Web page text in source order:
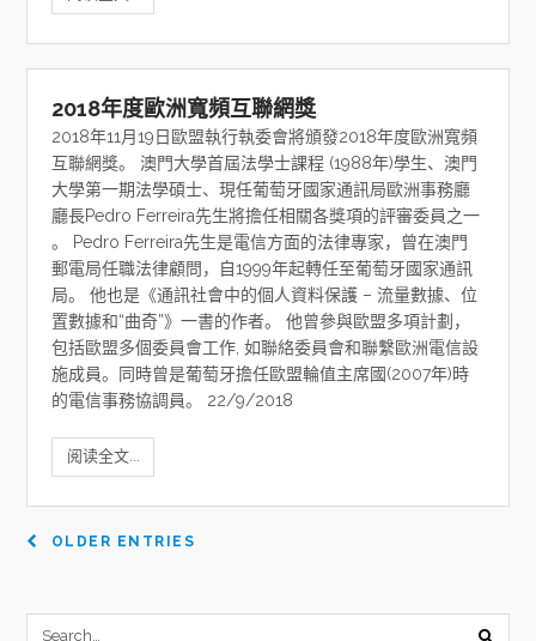
2018年度歐洲寬頻互聯網獎
2018年11月19日歐盟執行執委會將頒發2018年度歐洲寬頻
互聯網獎。 澳門大學首屆法學士課程 (1988年)學生、澳門
大學第一期法學碩士、現任葡萄牙國家通訊局歐洲事務廳
廳長Pedro Ferreira先生將擔任相關各獎項的評審委員之一
。 Pedro Ferreira先生是電信方面的法律專家，曾在澳門
郵電局任職法律顧問，自1999年起轉任至葡萄牙國家通訊
局。 他也是《通訊社會中的個人資料保護 – 流量數據、位
置數據和“曲奇”》一書的作者。 他曾參與歐盟多項計劃，
包括歐盟多個委員會工作, 如聯絡委員會和聯繫歐洲電信設
施成員。同時曾是葡萄牙擔任歐盟輪值主席國(2007年)時
的電信事務協調員。 22/9/2018
阅读全文...
OLDER ENTRIES